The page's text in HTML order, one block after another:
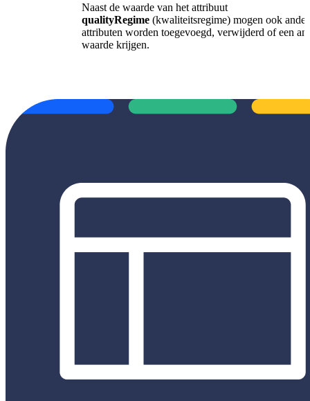
Naast de waarde van het attribuut
qualityRegime (kwaliteitsregime) mogen ook
attributen worden toegevoegd, verwijderd of een
waarde krijgen.